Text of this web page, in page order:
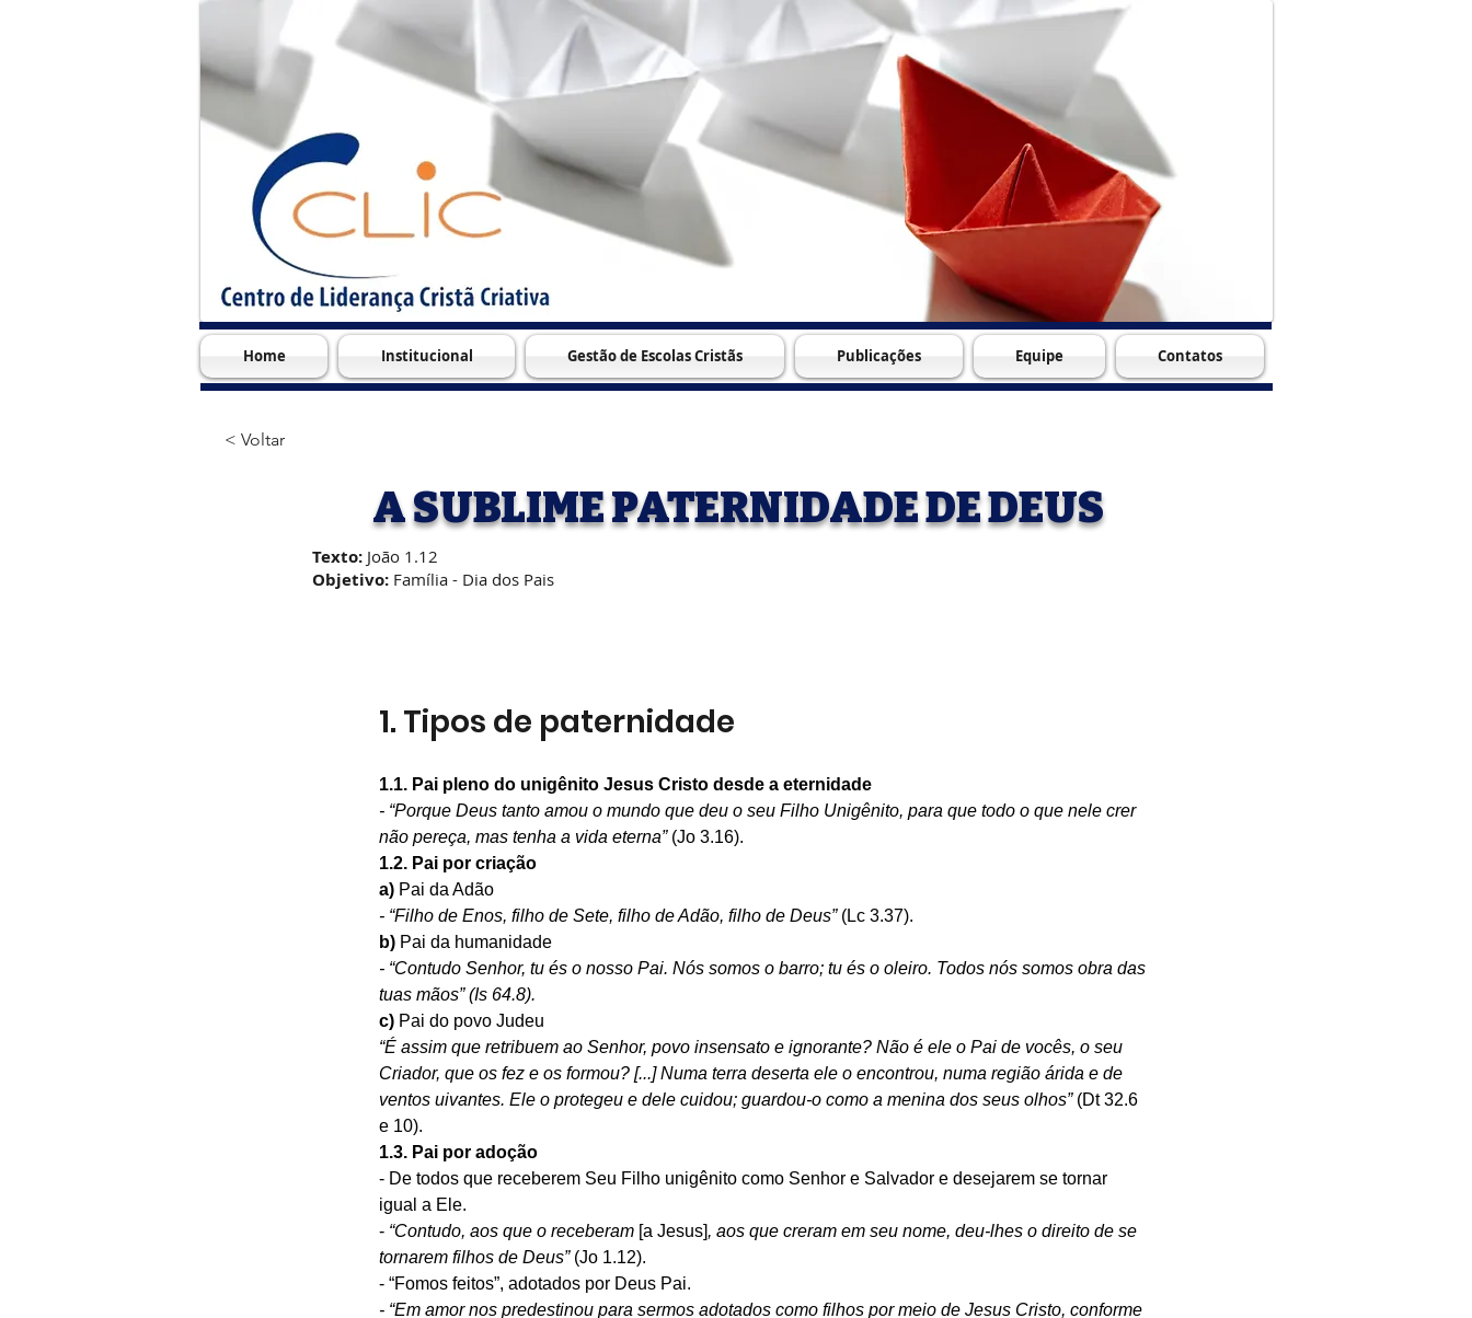
Home Institucional Gestão de Escolas Cristãs Publicações Equipe Contatos
< Voltar
A SUBLIME PATERNIDADE DE DEUS
Texto: João 1.12
Objetivo: Família - Dia dos Pais
1. Tipos de paternidade
1.1. Pai pleno do unigênito Jesus Cristo desde a eternidade
- “Porque Deus tanto amou o mundo que deu o seu Filho Unigênito, para que todo o que nele crer
não pereça, mas tenha a vida eterna” (Jo 3.16).
1.2. Pai por criação
a) Pai da Adão
- “Filho de Enos, filho de Sete, filho de Adão, filho de Deus” (Lc 3.37).
b) Pai da humanidade
- “Contudo Senhor, tu és o nosso Pai. Nós somos o barro; tu és o oleiro. Todos nós somos obra das
tuas mãos” (Is 64.8).
c) Pai do povo Judeu
“É assim que retribuem ao Senhor, povo insensato e ignorante? Não é ele o Pai de vocês, o seu
Criador, que os fez e os formou? [...] Numa terra deserta ele o encontrou, numa região árida e de
ventos uivantes. Ele o protegeu e dele cuidou; guardou-o como a menina dos seus olhos” (Dt 32.6
e 10).
1.3. Pai por adoção
- De todos que receberem Seu Filho unigênito como Senhor e Salvador e desejarem se tornar
igual a Ele.
- “Contudo, aos que o receberam [a Jesus], aos que creram em seu nome, deu-lhes o direito de se
tornarem filhos de Deus” (Jo 1.12).
- “Fomos feitos”, adotados por Deus Pai.
- “Em amor nos predestinou para sermos adotados como filhos por meio de Jesus Cristo, conforme